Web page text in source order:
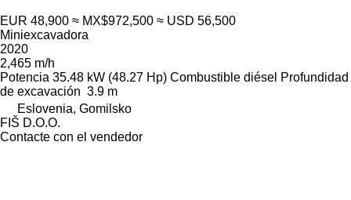
EUR 48,900 ≈ MX$972,500 ≈ USD 56,500
Miniexcavadora
2020
2,465 m/h
Potencia 35.48 kW (48.27 Hp) Combustible diésel Profundidad
de excavación 3.9 m
Eslovenia, Gomilsko
FIŠ D.O.O.
Contacte con el vendedor